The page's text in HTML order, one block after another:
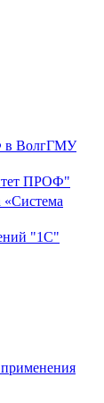
в ВолгГМУ
ПРОФ"
«Система
"1С"